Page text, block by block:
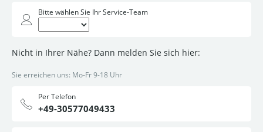
Bitte wählen Sie Ihr Service-Team
Nicht in Ihrer Nähe? Dann melden Sie sich hier:
Sie erreichen uns: Mo-Fr 9-18 Uhr
Per Telefon
+49-30577049433